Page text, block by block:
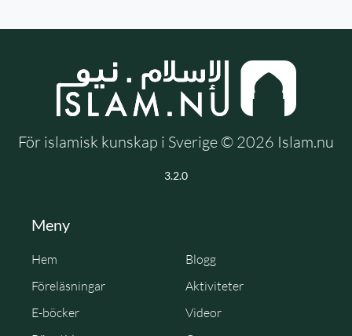
För islamisk kunskap i Sverige © 2026 Islam.nu
3.2.0
Meny
Hem
Blogg
Föreläsningar
Aktiviteter
E-böcker
Videor